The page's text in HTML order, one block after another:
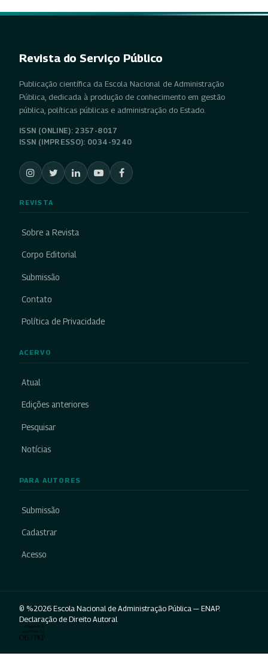
Revista do Serviço Público
Publicação científica da Escola Nacional de Administração
Pública, dedicada à produção de conhecimento em gestão
pública, políticas públicas e administração do Estado.
ISSN (ONLINE): 2357-8017
ISSN (IMPRESSO): 0034-9240
REVISTA
Sobre a Revista
Corpo Editorial
Submissão
Contato
Política de Privacidade
ACERVO
Atual
Edições anteriores
Pesquisar
Notícias
PARA AUTORES
Submissão
Cadastrar
Acesso
© %2026 Escola Nacional de Administração Pública — ENAP.
Declaração de Direito Autoral